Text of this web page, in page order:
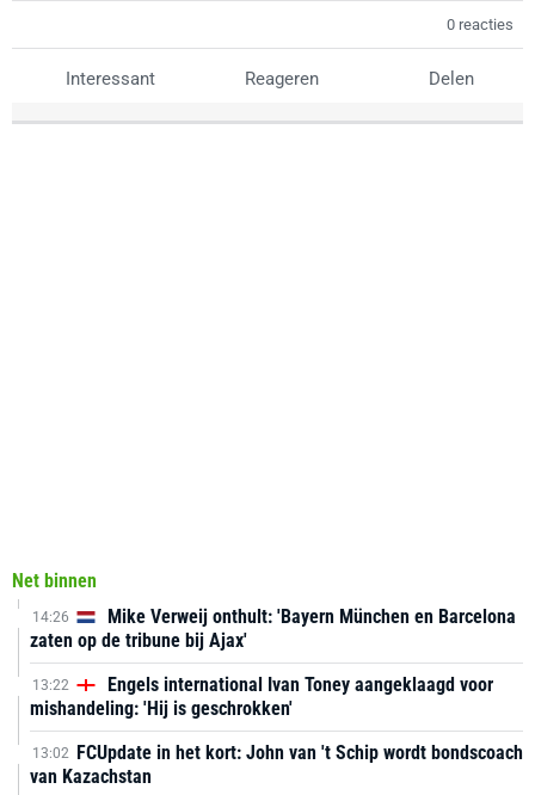
0 reacties
Interessant Reageren Delen
Net binnen
14:26
Mike Verweij onthult: 'Bayern München en Barcelona
zaten op de tribune bij Ajax'
13:22
Engels international Ivan Toney aangeklaagd voor
mishandeling: 'Hij is geschrokken'
13:02 FCUpdate in het kort: John van 't Schip wordt bondscoach
van Kazachstan